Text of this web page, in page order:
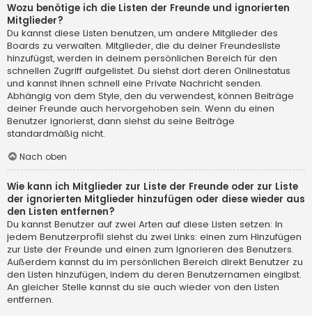
Wozu benötige ich die Listen der Freunde und ignorierten
Mitglieder?
Du kannst diese Listen benutzen, um andere Mitglieder des
Boards zu verwalten. Mitglieder, die du deiner Freundesliste
hinzufügst, werden in deinem persönlichen Bereich für den
schnellen Zugriff aufgelistet. Du siehst dort deren Onlinestatus
und kannst ihnen schnell eine Private Nachricht senden.
Abhängig von dem Style, den du verwendest, können Beiträge
deiner Freunde auch hervorgehoben sein. Wenn du einen
Benutzer ignorierst, dann siehst du seine Beiträge
standardmäßig nicht.
Nach oben
Wie kann ich Mitglieder zur Liste der Freunde oder zur Liste
der ignorierten Mitglieder hinzufügen oder diese wieder aus
den Listen entfernen?
Du kannst Benutzer auf zwei Arten auf diese Listen setzen: In
jedem Benutzerprofil siehst du zwei Links: einen zum Hinzufügen
zur Liste der Freunde und einen zum Ignorieren des Benutzers.
Außerdem kannst du im persönlichen Bereich direkt Benutzer zu
den Listen hinzufügen, indem du deren Benutzernamen eingibst.
An gleicher Stelle kannst du sie auch wieder von den Listen
entfernen.